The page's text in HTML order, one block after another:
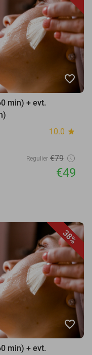
favorite_border
min) + evt.
10.0 star
Regulier €79
€49
38%
favorite_border
min) + evt.